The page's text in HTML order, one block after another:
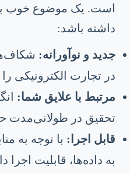
است. یک موضوع خوب
داشته باشد:
جدید و نوآورانه:
در تجارت الکترونیکی
مرتبط با علایق شما:
تحقیق در طولانی‌مدت
قابل اجرا: با توجه به
به داده‌ها، قابلیت اجرا